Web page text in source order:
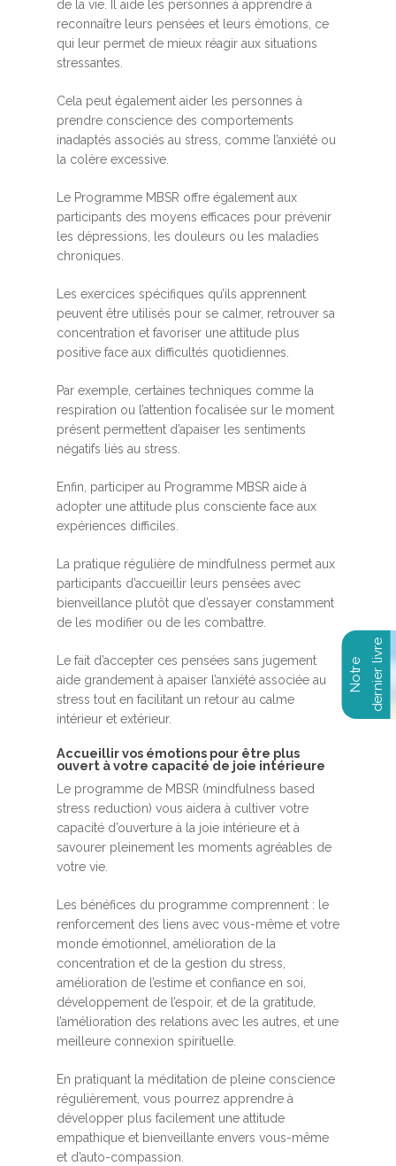
de la vie. Il aide les personnes à apprendre à
reconnaître leurs pensées et leurs émotions, ce
qui leur permet de mieux réagir aux situations
stressantes.
Cela peut également aider les personnes à
prendre conscience des comportements
inadaptés associés au stress, comme l’anxiété ou
la colère excessive.
Le Programme MBSR offre également aux
participants des moyens efficaces pour prévenir
les dépressions, les douleurs ou les maladies
chroniques.
Les exercices spécifiques qu’ils apprennent
peuvent être utilisés pour se calmer, retrouver sa
concentration et favoriser une attitude plus
positive face aux difficultés quotidiennes.
Par exemple, certaines techniques comme la
respiration ou l’attention focalisée sur le moment
présent permettent d’apaiser les sentiments
négatifs liés au stress.
Enfin, participer au Programme MBSR aide à
adopter une attitude plus consciente face aux
expériences difficiles.
La pratique régulière de mindfulness permet aux
participants d’accueillir leurs pensées avec
bienveillance plutôt que d’essayer constamment
de les modifier ou de les combattre.
Le fait d’accepter ces pensées sans jugement
aide grandement à apaiser l’anxiété associée au
stress tout en facilitant un retour au calme
intérieur et extérieur.
Accueillir vos émotions pour être plus
ouvert à votre capacité de joie intérieure
Le programme de MBSR (mindfulness based
stress reduction) vous aidera à cultiver votre
capacité d’ouverture à la joie intérieure et à
savourer pleinement les moments agréables de
votre vie.
Les bénéfices du programme comprennent : le
renforcement des liens avec vous-même et votre
monde émotionnel, amélioration de la
concentration et de la gestion du stress,
amélioration de l’estime et confiance en soi,
développement de l’espoir, et de la gratitude,
l’amélioration des relations avec les autres, et une
meilleure connexion spirituelle.
En pratiquant la méditation de pleine conscience
régulièrement, vous pourrez apprendre à
développer plus facilement une attitude
empathique et bienveillante envers vous-même
et d’auto-compassion.